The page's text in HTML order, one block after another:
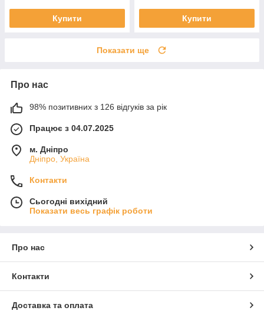
Купити Купити
Показати ще
Про нас
98% позитивних з 126 відгуків за рік
Працює з 04.07.2025
м. Дніпро
Дніпро, Україна
Контакти
Сьогодні вихідний
Показати весь графік роботи
Про нас
Контакти
Доставка та оплата